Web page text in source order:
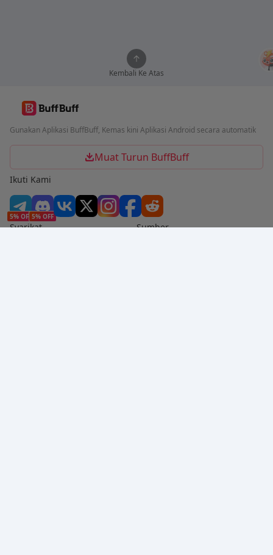
Kembali Ke Atas
Gunakan Aplikasi BuffBuff, Kemas kini Aplikasi Android secara automatik
Muat Turun BuffBuff
Ikuti Kami
5% OFF 5% OFF
Syarikat Sumber